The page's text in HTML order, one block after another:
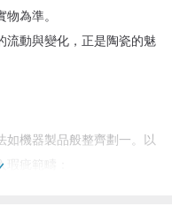
為準。
流動與變化，正是陶瓷的魅
機器製品般整齊劃一。以
疵範疇：